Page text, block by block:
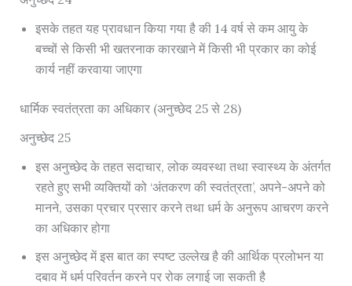
इसके तहत यह प्रावधान किया गया है की 14 वर्ष से कम आयु के
बच्चों से किसी भी खतरनाक कारखाने में किसी भी प्रकार का कोई
कार्य नहीं करवाया जाएगा
धार्मिक स्वतंत्रता का अधिकार (अनुच्छेद 25 से 28)
अनुच्छेद 25
इस अनुच्छेद के तहत सदाचार, लोक व्यवस्था तथा स्वास्थ्य के अंतर्गत
रहते हुए सभी व्यक्तियों को ‘अंतकरण की स्वतंत्रता’, अपने-अपने को
मानने, उसका प्रचार प्रसार करने तथा धर्म के अनुरूप आचरण करने
का अधिकार होगा
इस अनुच्छेद में इस बात का स्पष्ट उल्लेख है की आर्थिक प्रलोभन या
दबाव में धर्म परिवर्तन करने पर रोक लगाई जा सकती है